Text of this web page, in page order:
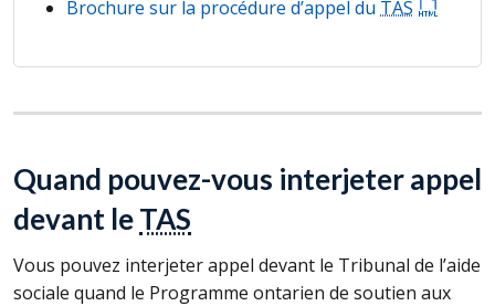
Brochure sur la procédure d’appel du TAS
Quand pouvez-vous interjeter appel
devant leTAS
Vous pouvez interjeter appel devant le Tribunal de l’aide
sociale quand le Programme ontarien de soutien aux